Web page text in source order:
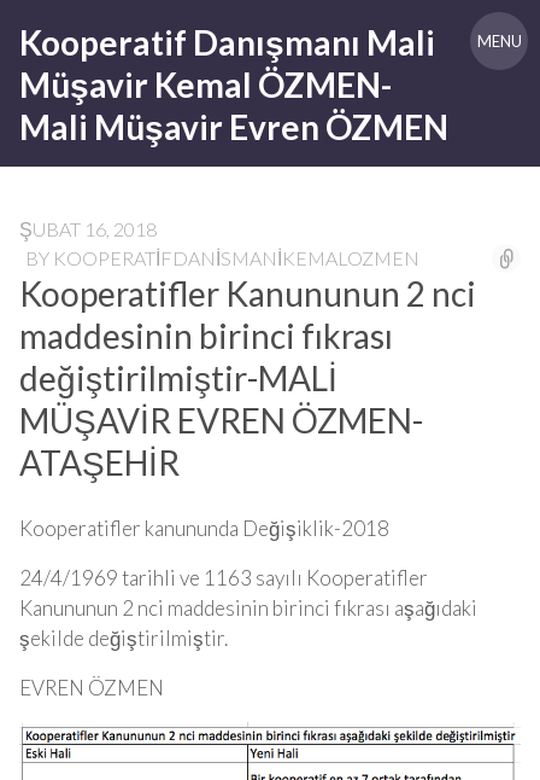
content
Kooperatif Danışmanı Mali
Müşavir Kemal ÖZMEN-
Mali Müşavir Evren ÖZMEN
MENU
ŞUBAT 16, 2018
BY KOOPERATIFDANISMANIKEMALOZMEN
Kooperatifler Kanununun 2 nci
maddesinin birinci fıkrası
değiştirilmiştir-MALİ
MÜŞAVİR EVREN ÖZMEN-
ATAŞEHİR
Kooperatifler kanununda Değişiklik-2018
24/4/1969 tarihli ve 1163 sayılı Kooperatifler
Kanununun 2 nci maddesinin birinci fıkrası aşağıdaki
şekilde değiştirilmiştir.
EVREN ÖZMEN